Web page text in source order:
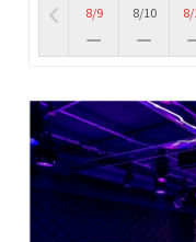
8/9
8/10
8/